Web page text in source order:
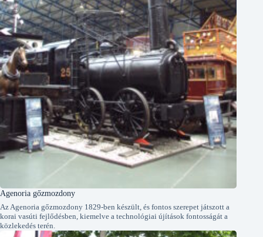
Agenoria gőzmozdony
Az Agenoria gőzmozdony 1829-ben készült, és fontos szerepet játszott a
korai vasúti fejlődésben, kiemelve a technológiai újítások fontosságát a
közlekedés terén.